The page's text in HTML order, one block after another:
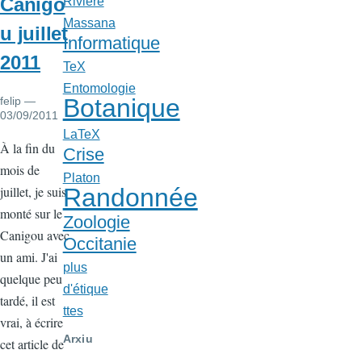
Canigo
u juillet
2011
felip —
03/09/2011
Cos
À la fin du
mois de
juillet, je suis
monté sur le
Canigou avec
un ami. J'ai
quelque peu
tardé, il est
vrai, à écrire
cet article de
Massana
Informatique
TeX
Entomologie
Botanique
LaTeX
Crise
Platon
Randonnée
Zoologie
Occitanie
plus
d'étique
ttes
Arxiu